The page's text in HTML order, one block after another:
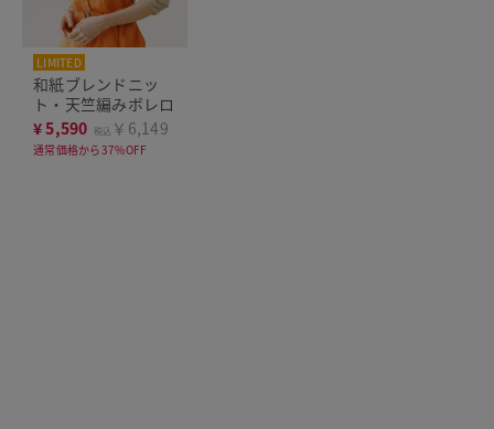
LIMITED
和紙ブレンドニッ
ト・天竺編みボレロ
¥5,590 税込 ￥6,149
通常価格から37%OFF